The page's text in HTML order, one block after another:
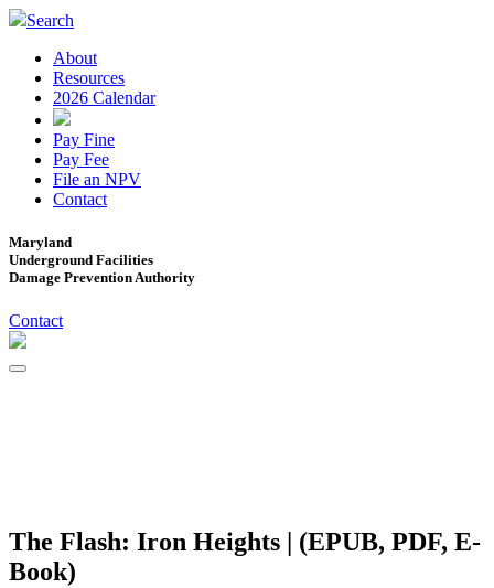
Search
About
Resources
2026 Calendar
Pay Fine
Pay Fee
File an NPV
Contact
Maryland
Underground Facilities
Damage Prevention Authority
Contact
The Flash: Iron Heights | (EPUB, PDF, E-
Book)